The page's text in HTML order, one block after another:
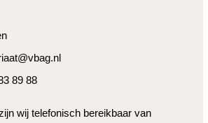
89 88
wij telefonisch bereikbaar van